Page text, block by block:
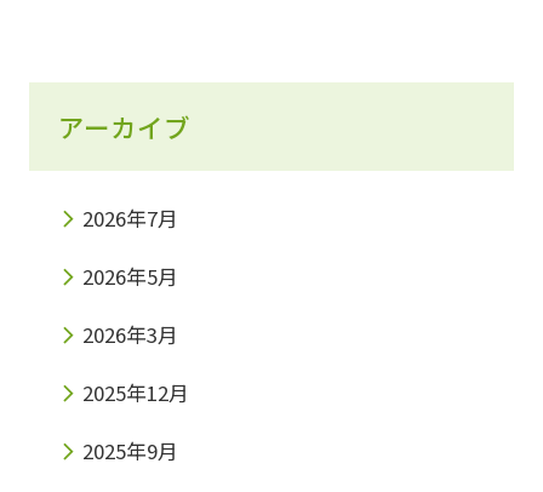
アーカイブ
2026年7月
2026年5月
2026年3月
2025年12月
2025年9月